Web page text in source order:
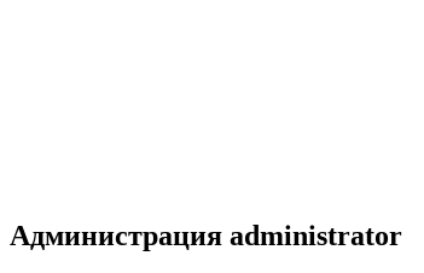
Администрация administrator